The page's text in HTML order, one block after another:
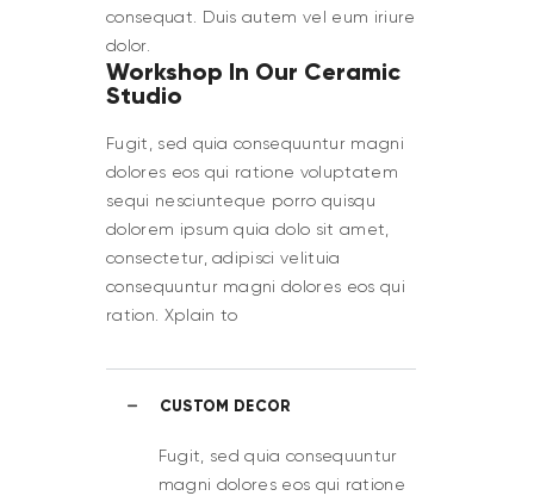
consequat. Duis autem vel eum iriure
dolor.
Workshop In Our Ceramic
Studio
Fugit, sed quia consequuntur magni
dolores eos qui ratione voluptatem
sequi nesciunteque porro quisqu
dolorem ipsum quia dolo sit amet,
consectetur, adipisci velituia
consequuntur magni dolores eos qui
ration. Xplain to
CUSTOM DECOR
Fugit, sed quia consequuntur
magni dolores eos qui ratione